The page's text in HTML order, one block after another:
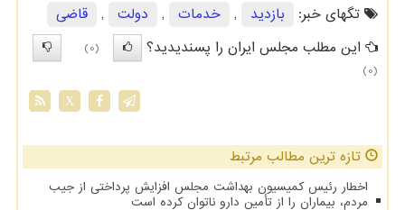
تگهای خبر:
بازدید , خدمات , دولت ,
قاضی
این مطلب مجلس ایران را پسندیدید؟
(0)
(0)
X
تازه ترین مطالب مرتبط
اخطار رئیس کمیسیون بهداشت مجلس افزایش پرداختی از جیب
مردم، بیماران را از تأمین دارو ناتوان کرده است